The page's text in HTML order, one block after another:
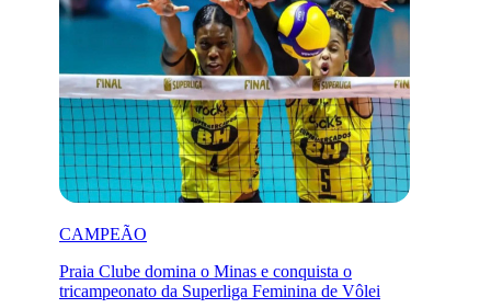
CAMPEÃO
Praia Clube domina o Minas e conquista o
tricampeonato da Superliga Feminina de Vôlei